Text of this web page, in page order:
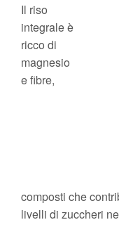
Il riso
integrale è
ricco di
magnesio
e fibre,
composti che
livelli di zuccheri